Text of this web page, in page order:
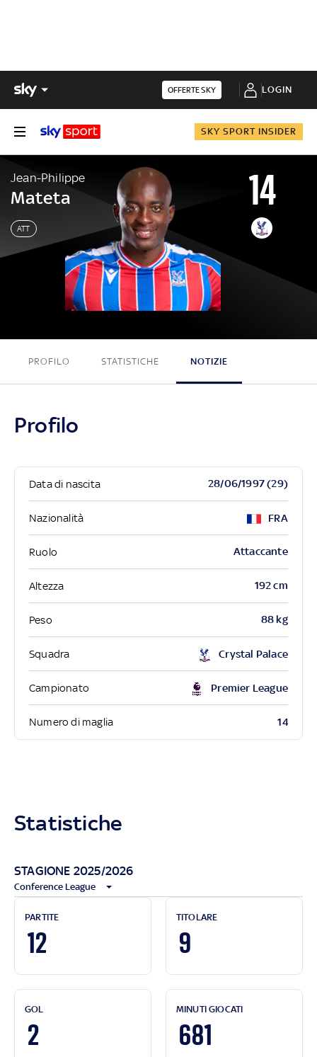
OFFERTE SKY LOGIN
SKY SPORT INSIDER
Jean-Philippe
Mateta
ATT
14
Jean-Philippe Mateta
PROFILO STATISTICHE NOTIZIE
Profilo
Data di nascita 28/06/1997 (29)
Nazionalità FRA
Ruolo Attaccante
Altezza 192 cm
Peso 88 kg
Squadra Crystal Palace
Campionato Premier League
Numero di maglia 14
Statistiche
STAGIONE 2025/2026
Conference League
PARTITE
12
TITOLARE
9
GOL
2
MINUTI GIOCATI
681